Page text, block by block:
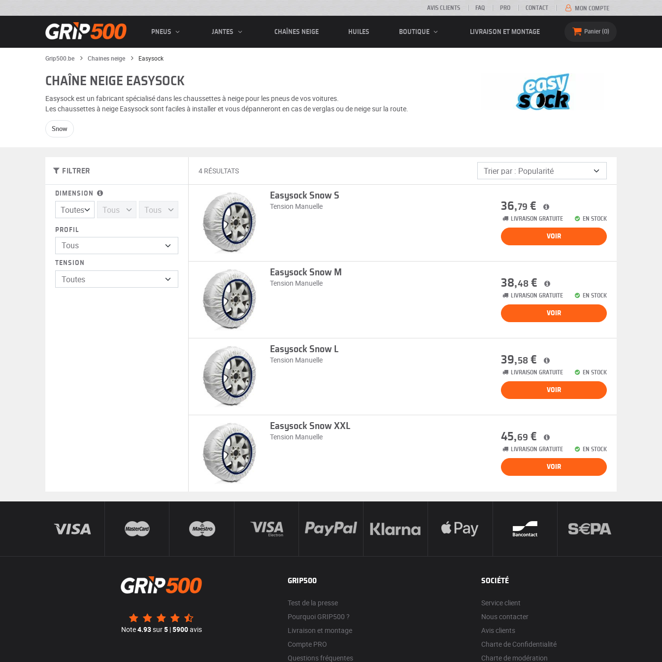
AVIS CLIENTS FAQ PRO CONTACT MON COMPTE
PNEUS JANTES CHAÎNES NEIGE HUILES BOUTIQUE LIVRAISON ET MONTAGE Panier 0
Grip500.be Chaines neige Easysock
CHAÎNE NEIGE EASYSOCK
Easysock est un fabricant spécialisé dans les chaussettes à neige pour les pneus de vos voitures.
Les chaussettes à neige Easysock sont faciles à installer et vous dépanneront en cas de verglas ou de neige sur la route.
Snow
FILTRER
DIMENSION
PROFIL
Tous
TENSION
4 RÉSULTATS
Easysock Snow S
Tension Manuelle 36,79 €
LIVRAISON GRATUITE EN STOCK
VOIR
Easysock Snow M
Tension Manuelle 38,48 €
LIVRAISON GRATUITE EN STOCK
VOIR
Easysock Snow L
Tension Manuelle 39,58 €
LIVRAISON GRATUITE EN STOCK
VOIR
Easysock Snow XXL
Tension Manuelle 45,69 €
LIVRAISON GRATUITE EN STOCK
VOIR
Note4.93sur5|5900avis
GRIP500
Test de la presse
Pourquoi GRIP500 ?
Livraison et montage
Compte PRO
Questions fréquentes
SOCIÉTÉ
Service client
Nous contacter
Avis clients
Charte de Confidentialité
Charte de modération